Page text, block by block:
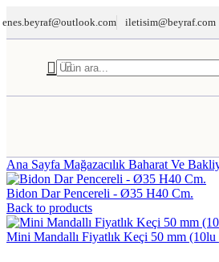
enes.beyraf@outlook.com iletisim@beyraf.com
Ana Sayfa Mağazacılık Baharat Ve
Bidon Dar Pencereli - Ø35 H40 Cm.
Back to products
Mini Mandallı Fiyatlık Keçi 50 mm (10lu